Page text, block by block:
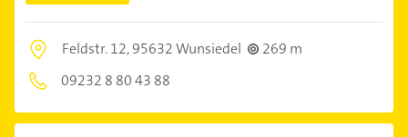
Feldstr. 12,95632 Wunsiedel
269 m
09232 8 80 43 88